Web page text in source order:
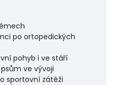
po ortopedických
pohyb i ve stáří
ve vývoji
sportovní zátěži